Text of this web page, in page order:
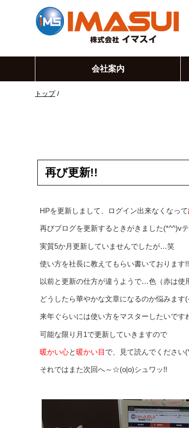
このページの本文へ
会社案内
現
トップ/
再び更新!!
HPを更新しまして、ログイン出来なくなって
再びブログを更新するときがきました(*^^)v
実質5か月更新していませんでしたが…笑
使い方を社長に教えてもらい書いております!!
以前と更新の仕方が違うようで…色（赤は使
どうしたら華やかな文章になるのか悩みます
来年ぐらいには使い方をマスターしたいです
可能な限り月1で更新していきますので
暖かい心と暖かい目 で、見て読んでください
それではまた次回へ～ ☆(o|o)シュワッ!!